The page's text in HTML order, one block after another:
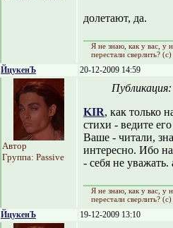
долетают, да.
Я не знаю, как y вас, y
перестали сверлить? (с)
ЙцукенЪ 20-12-2009 14:59
Автор
Группа: Passive
KIR, как только
стихи - ведите
Ваше - читали,
интересно. Ибо
- себя не уважать.
Я не знаю, как y вас, y
перестали сверлить? (с)
ЙцукенЪ 19-12-2009 13:10